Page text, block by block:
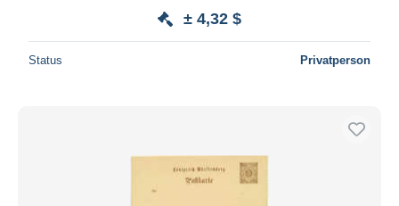
± 4,32 $
Status Privatperson